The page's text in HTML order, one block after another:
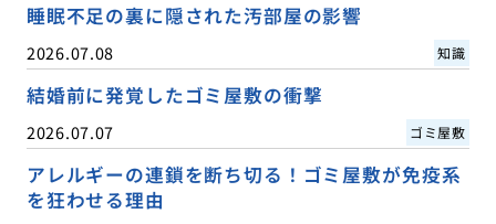
睡眠不足の裏に隠された汚部屋の影響
2026.07.08 知識
結婚前に発覚したゴミ屋敷の衝撃
2026.07.07 ゴミ屋敷
アレルギーの連鎖を断ち切る！ゴミ屋敷が免疫系
を狂わせる理由